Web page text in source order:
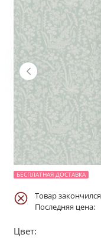
БЕСПЛАТНАЯ ДОСТАВКА
Товар закончился
Последняя цена:
Цвет: